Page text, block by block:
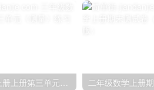
三年级数学上册上册第三单元《测量》练习题（人教版）